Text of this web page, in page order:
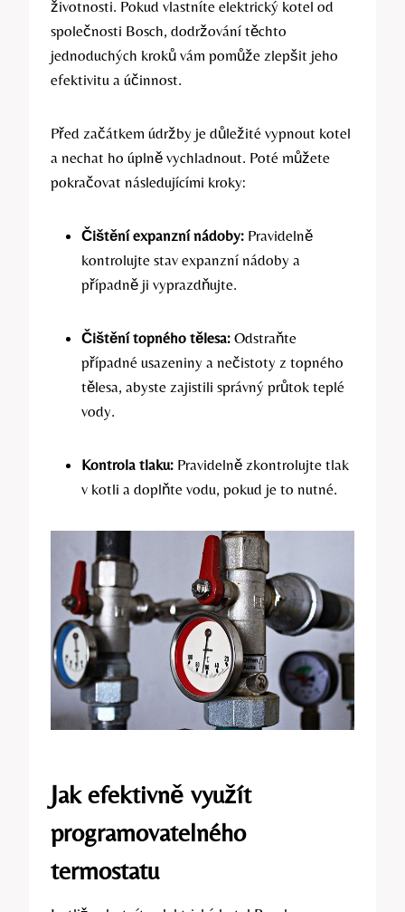
životnosti. Pokud vlastníte elektrický kotel od⁣
společnosti Bosch,⁤ dodržování těchto
jednoduchých kroků ‍vám pomůže zlepšit jeho
efektivitu a účinnost.
Před začátkem údržby je důležité vypnout kotel
‍a​ nechat ​ho úplně vychladnout. Poté můžete
pokračovat následujícími kroky:
Čištění expanzní nádoby:⁢ Pravidelně
kontrolujte‍ stav expanzní nádoby a
případně ji vyprazdňujte.
Čištění topného tělesa:‍ Odstraňte
případné usazeniny a nečistoty z topného
tělesa, ‌abyste zajistili správný ​průtok teplé
vody.
Kontrola tlaku: Pravidelně⁢ zkontrolujte tlak
v ⁤kotli ⁣a doplňte vodu, pokud je to nutné.
Jak efektivně využít
programovatelného
termostatu